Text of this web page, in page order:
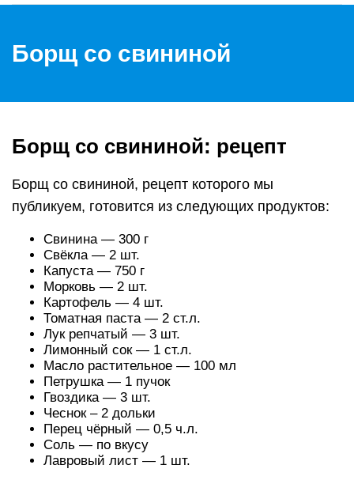
Борщ со свининой
Борщ со свининой: рецепт
Борщ со свининой, рецепт которого мы
публикуем, готовится из следующих продуктов:
Свинина — 300 г
Свёкла — 2 шт.
Капуста — 750 г
Морковь — 2 шт.
Картофель — 4 шт.
Томатная паста — 2 ст.л.
Лук репчатый — 3 шт.
Лимонный сок — 1 ст.л.
Масло растительное — 100 мл
Петрушка — 1 пучок
Гвоздика — 3 шт.
Чеснок – 2 дольки
Перец чёрный — 0,5 ч.л.
Соль — по вкусу
Лавровый лист — 1 шт.